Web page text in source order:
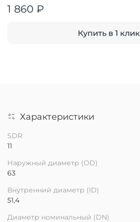
1 860 ₽
Купить в 1 клик
Характеристики
SDR
11
Наружный диаметр (OD)
63
Внутренний диаметр (ID)
51,4
Диаметр номинальный (DN)